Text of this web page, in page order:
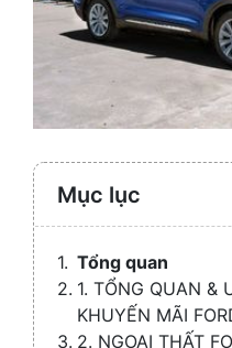
Mục lục
Tổng quan
1. TỔNG QUAN &
KHUYẾN MÃI
2. NGOẠI THẤT